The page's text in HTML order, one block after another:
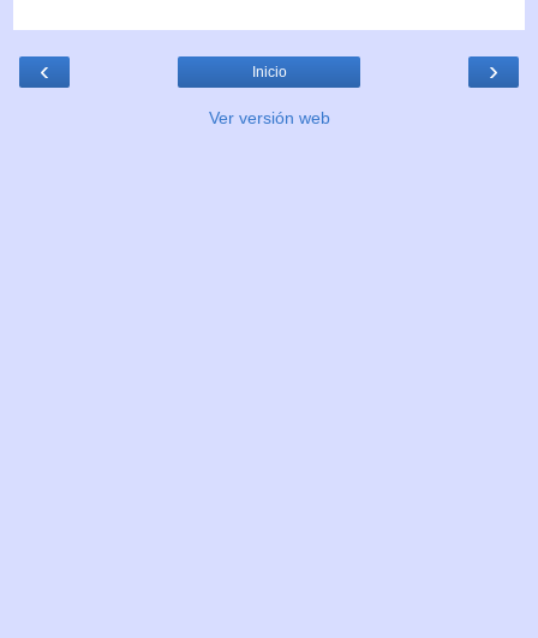
‹ ›
Inicio
Ver versión web